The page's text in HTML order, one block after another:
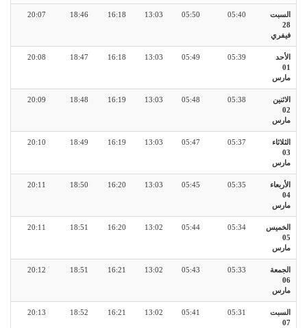
السبت
28
فيفري
05:40
05:50
13:03
16:18
18:46
20:07
الأحد
01
مارس
05:39
05:49
13:03
16:18
18:47
20:08
الاثنين
02
مارس
05:38
05:48
13:03
16:19
18:48
20:09
الثلاثاء
03
مارس
05:37
05:47
13:03
16:19
18:49
20:10
الأربعاء
04
مارس
05:35
05:45
13:03
16:20
18:50
20:11
الخميس
05
مارس
05:34
05:44
13:02
16:20
18:51
20:11
الجمعة
06
مارس
05:33
05:43
13:02
16:21
18:51
20:12
السبت
07
05:31
05:41
13:02
16:21
18:52
20:13